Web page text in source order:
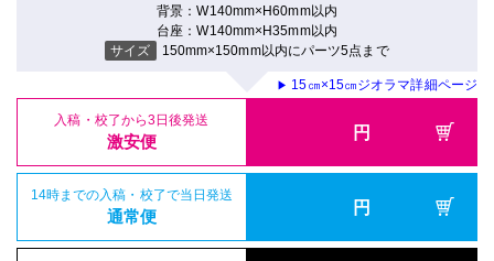
背景：W140mm×H60mm以内
台座：W140mm×H35mm以内
サイズ
150mm×150mm以内にパーツ5点まで
▶ 15㎝×15㎝ジオラマ詳細ページ
入稿・校了から3日後発送
激安便 円
14時までの入稿・校了で当日発送
通常便 円